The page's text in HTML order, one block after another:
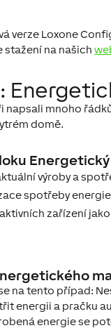
verze Loxone
stažení na našich
napsali mnoho
domě.
výroby a
spotřeby
zařízení
na tento případ:
energii a pračku
energie se